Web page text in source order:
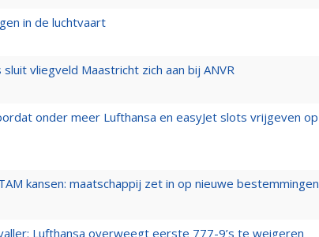
in de luchtvaart
vliegveld Maastricht zich aan bij ANVR
onder meer Lufthansa en easyJet slots vrijgeven op
kansen: maatschappij zet in op nieuwe bestemmingen
Lufthansa overweegt eerste 777-9’s te weigeren